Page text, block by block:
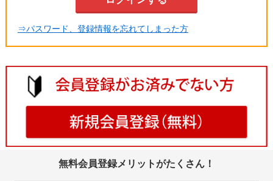
⇒パスワード、登録情報を忘れてしまった方
無料会員登録メリットがたくさん！